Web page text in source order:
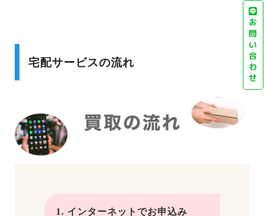
宅配サービスの流れ
1. インターネットでお申込み
お
問
い
合
わ
せ